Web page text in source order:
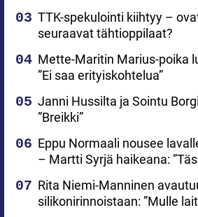
TTK-spekulointi kiihtyy –
seuraavat tähtioppilaat?
Mette-Maritin Marius-poika
”Ei saa erityiskohtelua”
Janni Hussilta ja Sointu
”Breikki”
Eppu Normaali nousee
– Martti Syrjä haikeana:
Rita Niemi-Manninen
silikonirinnoistaan: ”Mulle